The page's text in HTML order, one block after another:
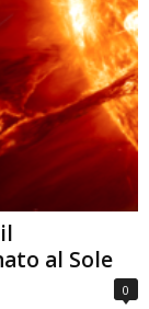
al Sole
0